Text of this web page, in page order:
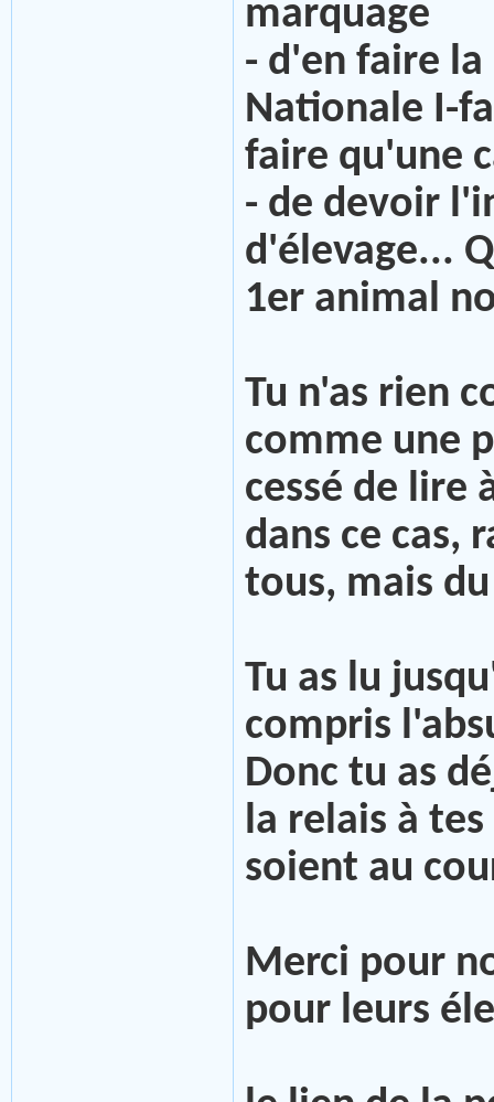
marquage
- d'en faire
Nationale I-
faire qu'une
- de devoir
d'élevage...
1er animal
Tu n'as rien
comme une
cessé de lire
dans ce cas,
tous, mais
Tu as lu
compris
Donc tu as
la relais à
soient au
Merci pour
pour leurs